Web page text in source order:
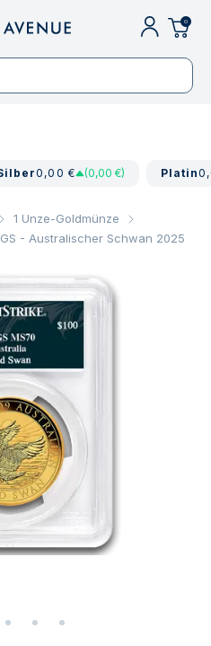
0
0,00 € (0,00 €) Platin
1 Unze-Goldmünze
- Australischer Schwan 2025